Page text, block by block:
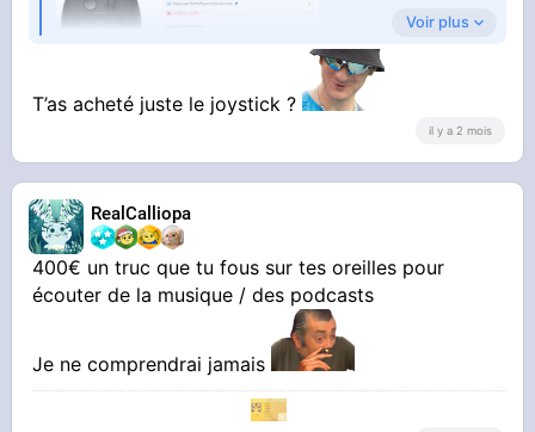
Un joystick pour
pouvoir jouer à The Witcher 3 sur mon PC. Ma
manette game cube fait des
CARABISTOUILLES, je suis bloqué dans mon
aventure
Un casque audio
optimisé pour l'anti bruit et la qualité son
Voir plus
T’as acheté juste le joystick ?
il y a 2 mois
RealCalliopa
400€ un truc que tu fous sur tes oreilles pour
écouter de la musique / des podcasts
Je ne comprendrai jamais